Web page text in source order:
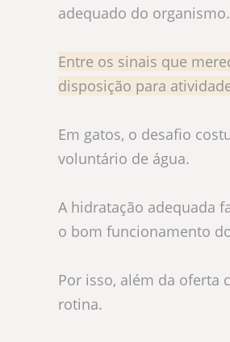
adequado do organismo.
Entre os sinais que
disposição para
Em gatos, o desafio
voluntário de água.
A hidratação adequada
o bom funcionamento
Por isso, além da oferta
rotina.